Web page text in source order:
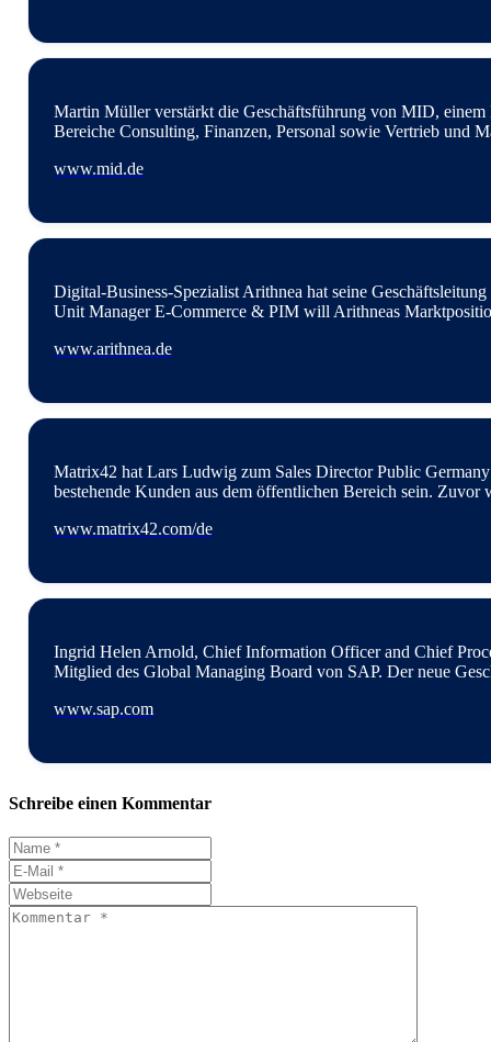
Martin Müller verstärkt die Geschäftsführung von MID,
Bereiche Consulting, Finanzen, Personal sowie Vertrieb und
www.mid.de
Digital-Business-Spezialist Arithnea hat seine
Unit Manager E-Commerce & PIM will Arithneas
www.arithnea.de
Matrix42 hat Lars Ludwig zum ­Sales Director Public
bestehende Kunden aus dem öffentlichen Bereich sein.
www.matrix42.com/de
Ingrid Helen Arnold, Chief Information Officer and Chief
Mitglied des Global Managing Board von SAP. Der neue
www.sap.com
Schreibe einen Kommentar